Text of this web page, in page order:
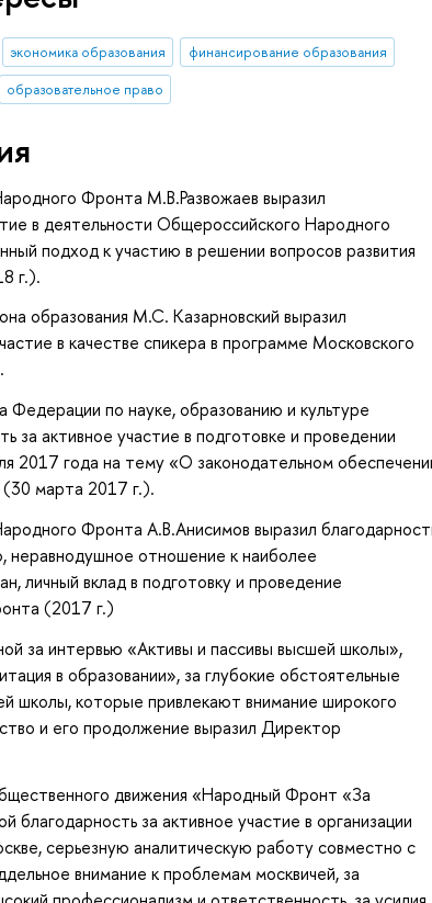
экономика образования
финансирование образования
образовательное право
Фронта М.В.Развожаев выразил
в деятельности Общероссийского Народного
подход к участию в решении вопросов развития
г.).
образования М.С. Казарновский выразил
в качестве спикера в программе Московского
по науке, образованию и культуре
за активное участие в подготовке и проведении
2017 года на тему «О законодательном
(30 марта 2017 г.).
Фронта А.В.Анисимов выразил
неравнодушное отношение к наиболее
личный вклад в подготовку и проведение
(2017 г.)
за интервью «Активы и пассивы высшей школы»,
в образовании», за глубокие обстоятельные
школы, которые привлекают внимание широкого
и его продолжение выразил Директор
движения «Народный Фронт «За
за активное участие в организации
серьезную аналитическую работу совместно с
внимание к проблемам москвичей, за